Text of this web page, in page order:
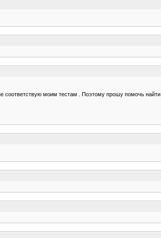
соответствую моим тестам . Поэтому прошу помочь